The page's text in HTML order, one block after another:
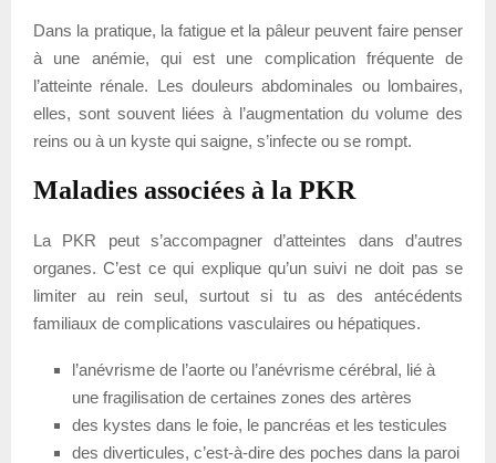
Dans la pratique, la fatigue et la pâleur peuvent faire penser
à une anémie, qui est une complication fréquente de
l’atteinte rénale. Les douleurs abdominales ou lombaires,
elles, sont souvent liées à l’augmentation du volume des
reins ou à un kyste qui saigne, s’infecte ou se rompt.
Maladies associées à la PKR
La PKR peut s’accompagner d’atteintes dans d’autres
organes. C’est ce qui explique qu’un suivi ne doit pas se
limiter au rein seul, surtout si tu as des antécédents
familiaux de complications vasculaires ou hépatiques.
l’anévrisme de l’aorte ou l’anévrisme cérébral, lié à
une fragilisation de certaines zones des artères
des kystes dans le foie, le pancréas et les testicules
des diverticules, c’est-à-dire des poches dans la paroi